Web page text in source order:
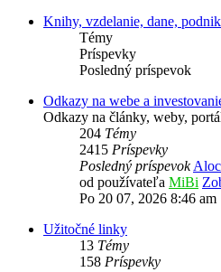
Knihy, vzdelanie, dane,
Témy
Príspevky
Posledný príspevok
Odkazy na webe a
Odkazy na články, weby,
204 Témy
2415 Príspevky
Posledný príspevok
od používateľa MiBi
Po 20 07, 2026 8:46 am
Užitočné linky
13 Témy
158 Príspevky